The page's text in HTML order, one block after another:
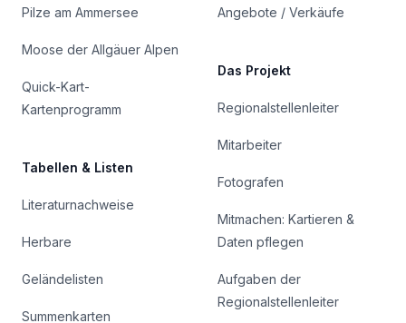
Pilze am Ammersee
Moose der Allgäuer Alpen
Quick-Kart-
Kartenprogramm
Tabellen & Listen
Literaturnachweise
Herbare
Geländelisten
Summenkarten
Angebote / Verkäufe
Das Projekt
Regionalstellenleiter
Mitarbeiter
Fotografen
Mitmachen: Kartieren &
Daten pflegen
Aufgaben der
Regionalstellenleiter